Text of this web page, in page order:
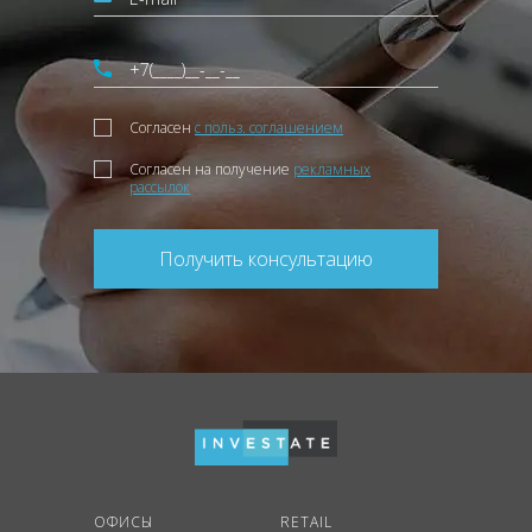
Согласен с польз. соглашением
Согласен на получение рекламных
рассылок
Получить консультацию
ОФИСЫ
RETAIL